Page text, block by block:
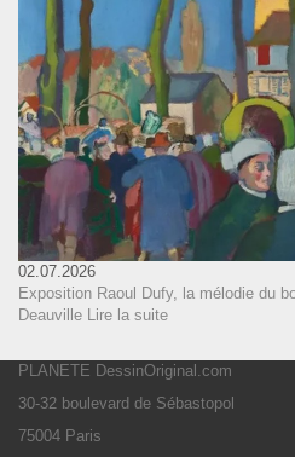
02.07.2026
Exposition Raoul Dufy, la mélodie du
Deauville
Lire la suite
PLANETE DessinOriginal.com
30-32 boulevard de Sébastopol
75004 Paris